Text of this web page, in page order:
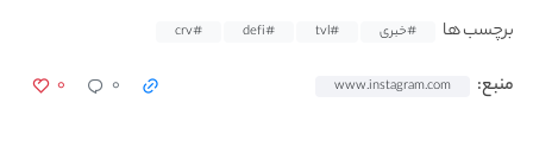
برچسب ها
#خبری #tvl
#defi
#crv
منبع: www.instagram.com ۰ ۰